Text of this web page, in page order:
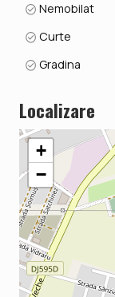
Nemobilat
Curte
Gradina
Localizare
+
−